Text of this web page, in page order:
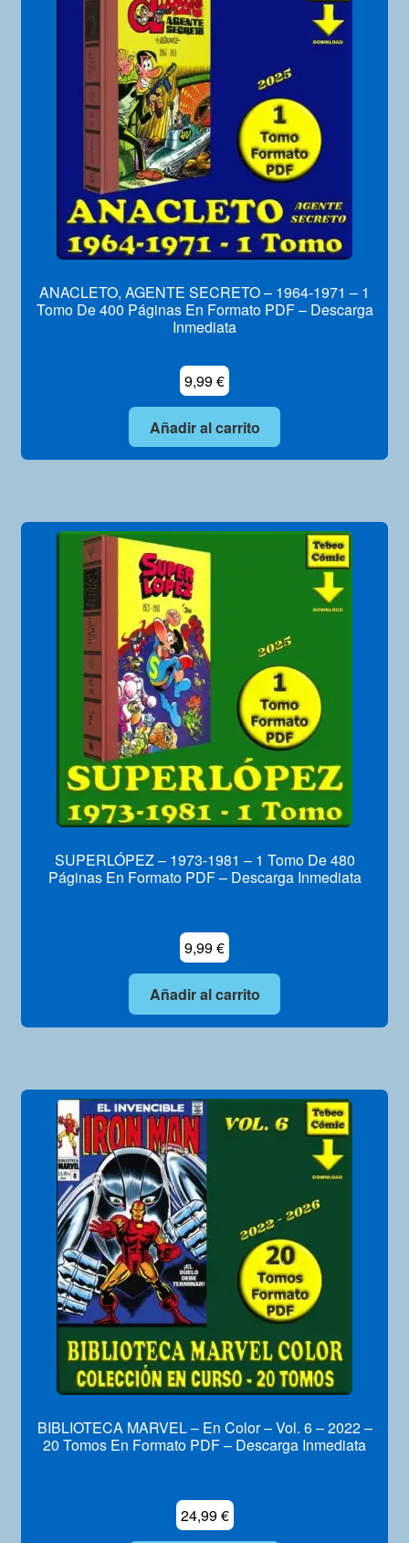
ANACLETO, AGENTE SECRETO – 1964-1971 – 1
Tomo De 400 Páginas En Formato PDF – Descarga
Inmediata
9,99€
Añadir al carrito
SUPERLÓPEZ – 1973-1981 – 1 Tomo De 480
Páginas En Formato PDF – Descarga Inmediata
9,99€
Añadir al carrito
BIBLIOTECA MARVEL – En Color – Vol. 6 – 2022 –
20 Tomos En Formato PDF – Descarga Inmediata
24,99€